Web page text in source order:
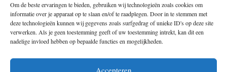
Om de beste ervaringen te bieden, gebruiken wij technologieën zoals cookies om
informatie over je apparaat op te slaan en/of te raadplegen. Door in te stemmen met
deze technologieën kunnen wij gegevens zoals surfgedrag of unieke ID's op deze site
verwerken. Als je geen toestemming geeft of uw toestemming intrekt, kan dit een
nadelige invloed hebben op bepaalde functies en mogelijkheden.
Accepteren